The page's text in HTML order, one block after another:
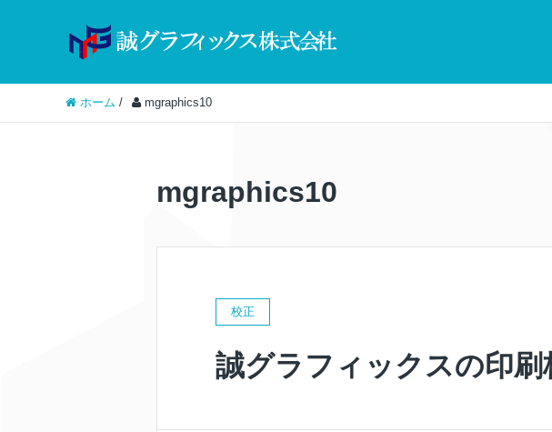
ホーム / mgraphics10
mgraphics10
校正
誠グラフィックスの印刷